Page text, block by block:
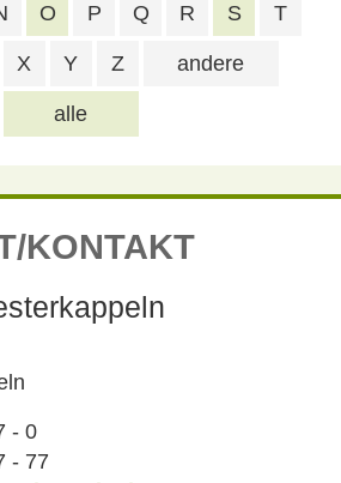
alle
O P Q R S T
X Y Z andere
KONTAKT
- 0
- 77